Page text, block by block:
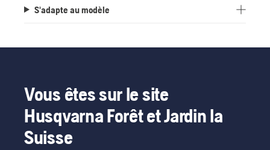
S'adapte au modèle
Vous êtes sur le site
Husqvarna Forêt et Jardin la
Suisse